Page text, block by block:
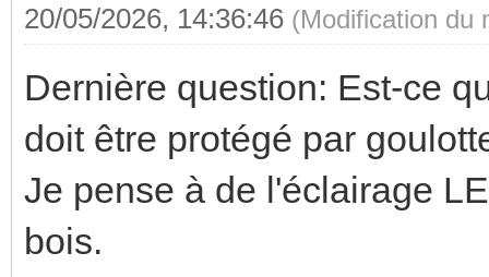
20/05/2026, 14:36:46 (Modification du
Dernière question: Est-ce
doit être protégé par
Je pense à de l'éclairage
bois.